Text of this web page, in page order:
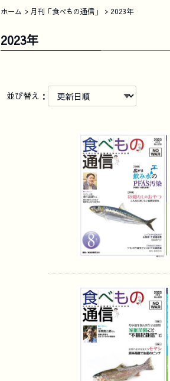
ホーム 月刊「食べもの通信」 2023年
2023年
並び替え：